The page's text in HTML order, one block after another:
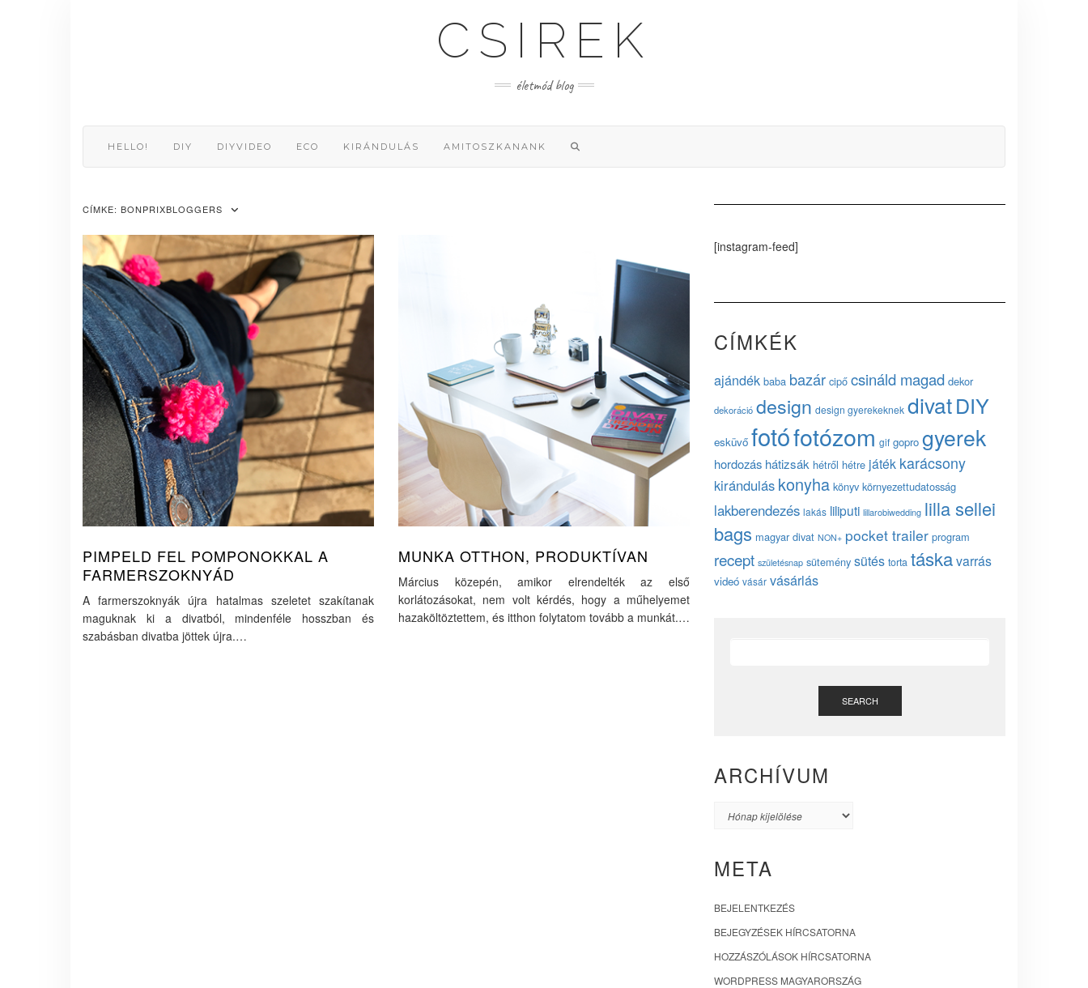
CSIREK
életmód blog
HELLO! DIY DIYVIDEO ECO KIRÁNDULÁS AMITOSZKANANK
CÍMKE: BONPRIXBLOGGERS
PIMPELD FEL POMPONOKKAL A
FARMERSZOKNYÁD
A farmerszoknyák újra hatalmas szeletet szakítanak
maguknak ki a divatból, mindenféle hosszban és
szabásban divatba jöttek újra.…
MUNKA OTTHON, PRODUKTÍVAN
Március közepén, amikor elrendelték az első
korlátozásokat, nem volt kérdés, hogy a műhelyemet
hazaköltöztettem, és itthon folytatom tovább a munkát.…
[instagram-feed]
CÍMKÉK
ajándék baba bazár cipő csináld magad dekor
dekoráció design design gyerekeknek divatDIY
esküvő fotófotózom gif gopro gyerek
hordozás hátizsák hétről hétre játék karácsony
kirándulás konyha könyv környezettudatosság
lakberendezés lakás liliputi lillarobiwedding lilla sellei
bags magyar divat NON+ pocket trailer program
recept születésnap sütemény sütés torta táskavarrás
videó vásár vásárlás
SEARCH
ARCHÍVUM
Archívum
META
BEJELENTKEZÉS
BEJEGYZÉSEK HÍRCSATORNA
HOZZÁSZÓLÁSOK HÍRCSATORNA
WORDPRESS MAGYARORSZÁG